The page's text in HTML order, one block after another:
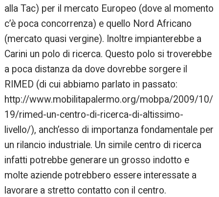
alla Tac) per il mercato Europeo (dove al momento
c’è poca concorrenza) e quello Nord Africano
(mercato quasi vergine). Inoltre impianterebbe a
Carini un polo di ricerca. Questo polo si troverebbe
a poca distanza da dove dovrebbe sorgere il
RIMED (di cui abbiamo parlato in passato:
http://www.mobilitapalermo.org/mobpa/2009/10/
19/rimed-un-centro-di-ricerca-di-altissimo-
livello/), anch’esso di importanza fondamentale per
un rilancio industriale. Un simile centro di ricerca
infatti potrebbe generare un grosso indotto e
molte aziende potrebbero essere interessate a
lavorare a stretto contatto con il centro.